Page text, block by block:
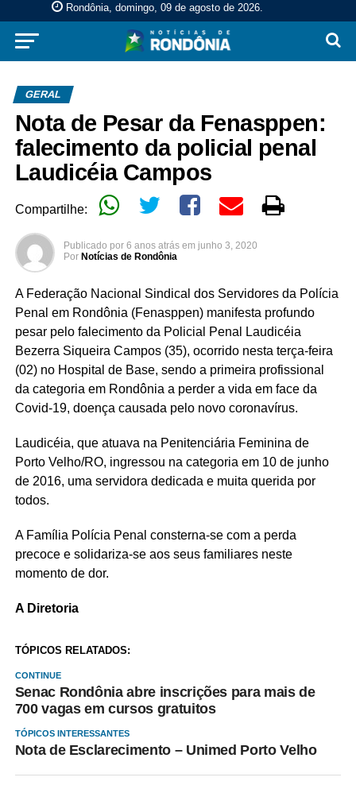
Rondônia, domingo, 09 de agosto de 2026.
GERAL
Nota de Pesar da Fenasppen:
falecimento da policial penal
Laudicéia Campos
Compartilhe:
Publicado por 6 anos atrás em junho 3, 2020
Por Notícias de Rondônia
A Federação Nacional Sindical dos Servidores da Polícia
Penal em Rondônia (Fenasppen) manifesta profundo
pesar pelo falecimento da Policial Penal Laudicéia
Bezerra Siqueira Campos (35), ocorrido nesta terça-feira
(02) no Hospital de Base, sendo a primeira profissional
da categoria em Rondônia a perder a vida em face da
Covid-19, doença causada pelo novo coronavírus.
Laudicéia, que atuava na Penitenciária Feminina de
Porto Velho/RO, ingressou na categoria em 10 de junho
de 2016, uma servidora dedicada e muita querida por
todos.
A Família Polícia Penal consterna-se com a perda
precoce e solidariza-se aos seus familiares neste
momento de dor.
A Diretoria
TÓPICOS RELATADOS:
CONTINUE
Senac Rondônia abre inscrições para mais de
700 vagas em cursos gratuitos
TÓPICOS INTERESSANTES
Nota de Esclarecimento – Unimed Porto Velho